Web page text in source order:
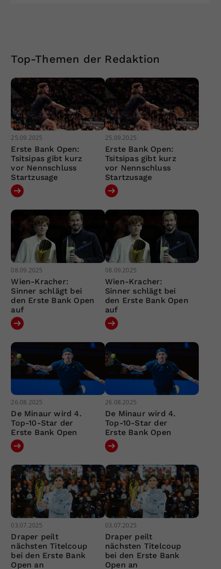
Top-Themen der Redaktion
25.09.2025
Erste Bank Open:
Tsitsipas gibt kurz
vor Nennschluss
Startzusage
25.09.2025
Erste Bank Open:
Tsitsipas gibt kurz
vor Nennschluss
Startzusage
08.09.2025
Wien-Kracher:
Sinner schlägt bei
den Erste Bank Open
auf
08.09.2025
Wien-Kracher:
Sinner schlägt bei
den Erste Bank Open
auf
26.08.2025
De Minaur wird 4.
Top-10-Star der
Erste Bank Open
26.08.2025
De Minaur wird 4.
Top-10-Star der
Erste Bank Open
03.07.2025
Draper peilt
nächsten Titelcoup
bei den Erste Bank
Open an
03.07.2025
Draper peilt
nächsten Titelcoup
bei den Erste Bank
Open an